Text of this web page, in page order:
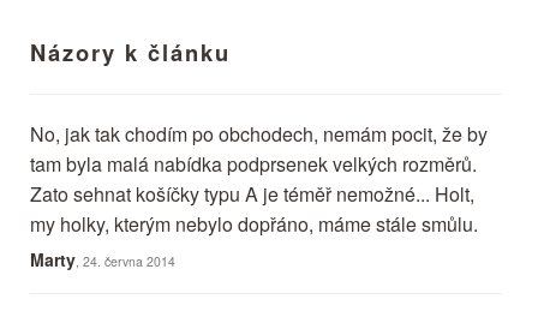
Názory k článku
No, jak tak chodím po obchodech, nemám pocit, že by
tam byla malá nabídka podprsenek velkých rozměrů.
Zato sehnat košíčky typu A je téměř nemožné... Holt,
my holky, kterým nebylo dopřáno, máme stále smůlu.
Marty , 24. června 2014